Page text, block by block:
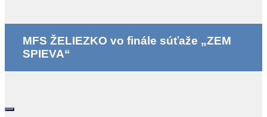
MFS ŽELIEZKO vo finále súťaže „ZEM
SPIEVA“